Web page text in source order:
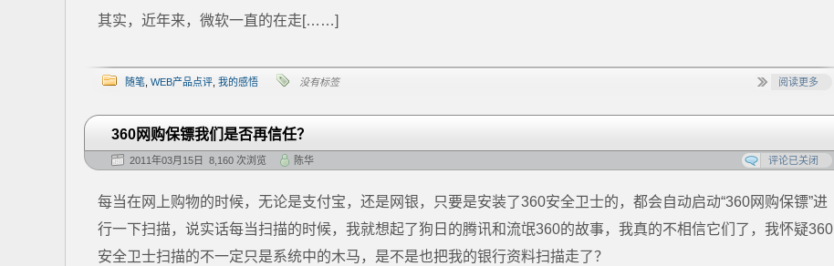
其实，近年来，微软一直的在走[……]
随笔 WEB产品点评 我的感悟 没有标签 阅读更多
360网购保镖我们是否再信任？
2011年03月15日 8,160 次浏览 陈华 评论已关闭
每当在网上购物的时候，无论是支付宝，还是网银，只要是安装了360安全卫士的，都会自动启动“360网购保镖”进
行一下扫描，说实话每当扫描的时候，我就想起了狗日的腾讯和流氓360的故事，我真的不相信它们了，我怀疑360
安全卫士扫描的不一定只是系统中的木马，是不是也把我的银行资料扫描走了？